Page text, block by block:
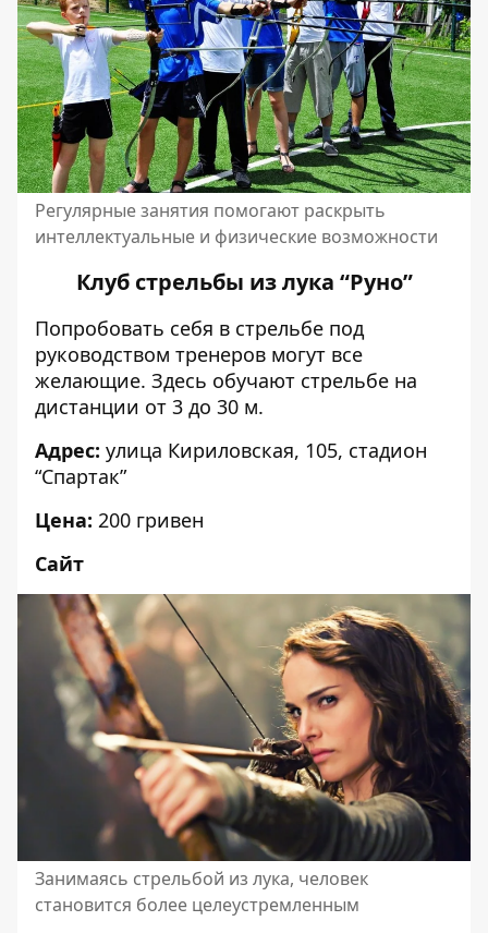
Регулярные занятия помогают раскрыть
интеллектуальные и физические возможности
Клуб стрельбы из лука “Руно”
Попробовать себя в стрельбе под
руководством тренеров могут все
желающие. Здесь обучают стрельбе на
дистанции от 3 до 30 м.
Адрес: улица Кириловская, 105, стадион
“Спартак”
Цена: 200 гривен
Сайт
Занимаясь стрельбой из лука, человек
становится более целеустремленным